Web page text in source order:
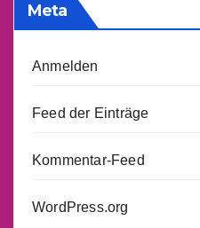
Meta
Anmelden
Feed der Einträge
Kommentar-Feed
WordPress.org